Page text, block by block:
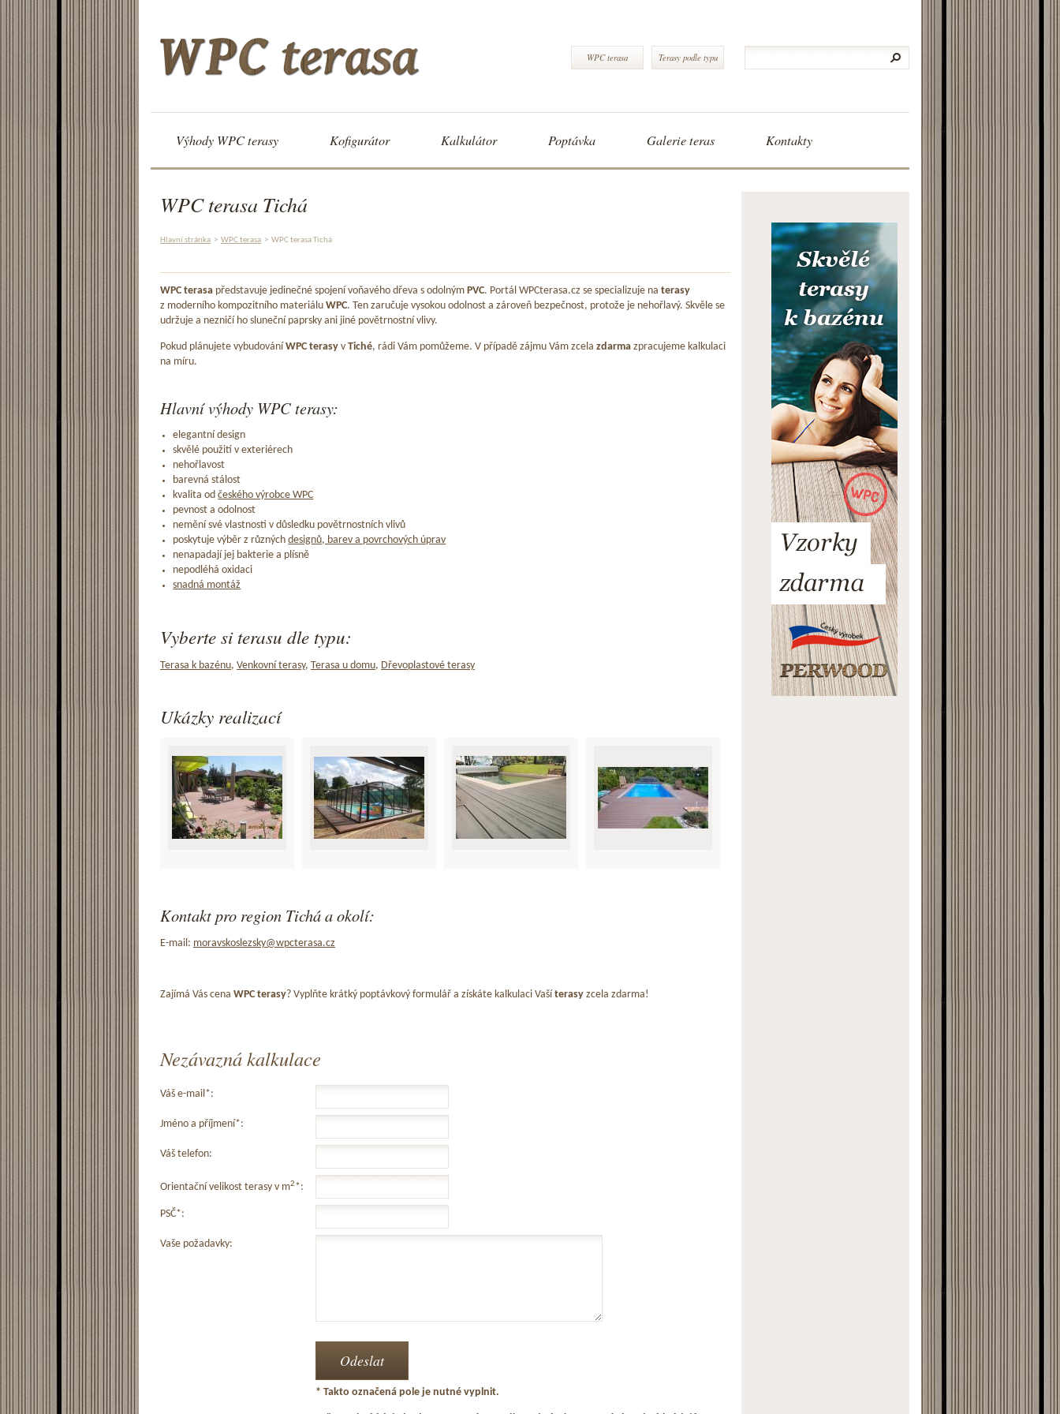
WPC terasa Terasy podle typu
Výhody WPC terasy Kofigurátor Kalkulátor Poptávka Galerie teras Kontakty
WPC terasa Tichá
Hlavní stránka > WPC terasa > WPC terasa Tichá
WPC terasa představuje jedinečné spojení voňavého dřeva s odolným PVC. Portál WPCterasa.cz se specializuje na terasy
z moderního kompozitního materiálu WPC. Ten zaručuje vysokou odolnost a zároveň bezpečnost, protože je nehořlavý. Skvěle se
udržuje a nezničí ho sluneční paprsky ani jiné povětrnostní vlivy.
Pokud plánujete vybudování WPC terasy v Tiché, rádi Vám pomůžeme. V případě zájmu Vám zcela zdarma zpracujeme kalkulaci
na míru.
Hlavní výhody WPC terasy:
elegantní design
skvělé použití v exteriérech
nehořlavost
barevná stálost
kvalita odčeského výrobce WPC
pevnost a odolnost
nemění své vlastnosti v důsledku povětrnostních vlivů
poskytuje výběr z různýchdesignů, barev a povrchových úprav
nenapadají jej bakterie a plísně
nepodléhá oxidaci
snadná montáž
Vyberte si terasu dle typu:
Terasa k bazénu, Venkovní terasy, Terasa u domu, Dřevoplastové terasy
Ukázky realizací
Kontakt pro region Tichá a okolí:
E-mail: moravskoslezsky@wpcterasa.cz
Zajímá Vás cena WPC terasy? Vyplňte krátký poptávkový formulář a získáte kalkulaci Vaší terasy zcela zdarma!
Nezávazná kalkulace
Váš e-mail*:
Jméno a příjmení*:
Váš telefon:
Orientační velikost terasy v m2*:
PSČ*:
Vaše požadavky:
* Takto označená pole je nutné vyplnit.